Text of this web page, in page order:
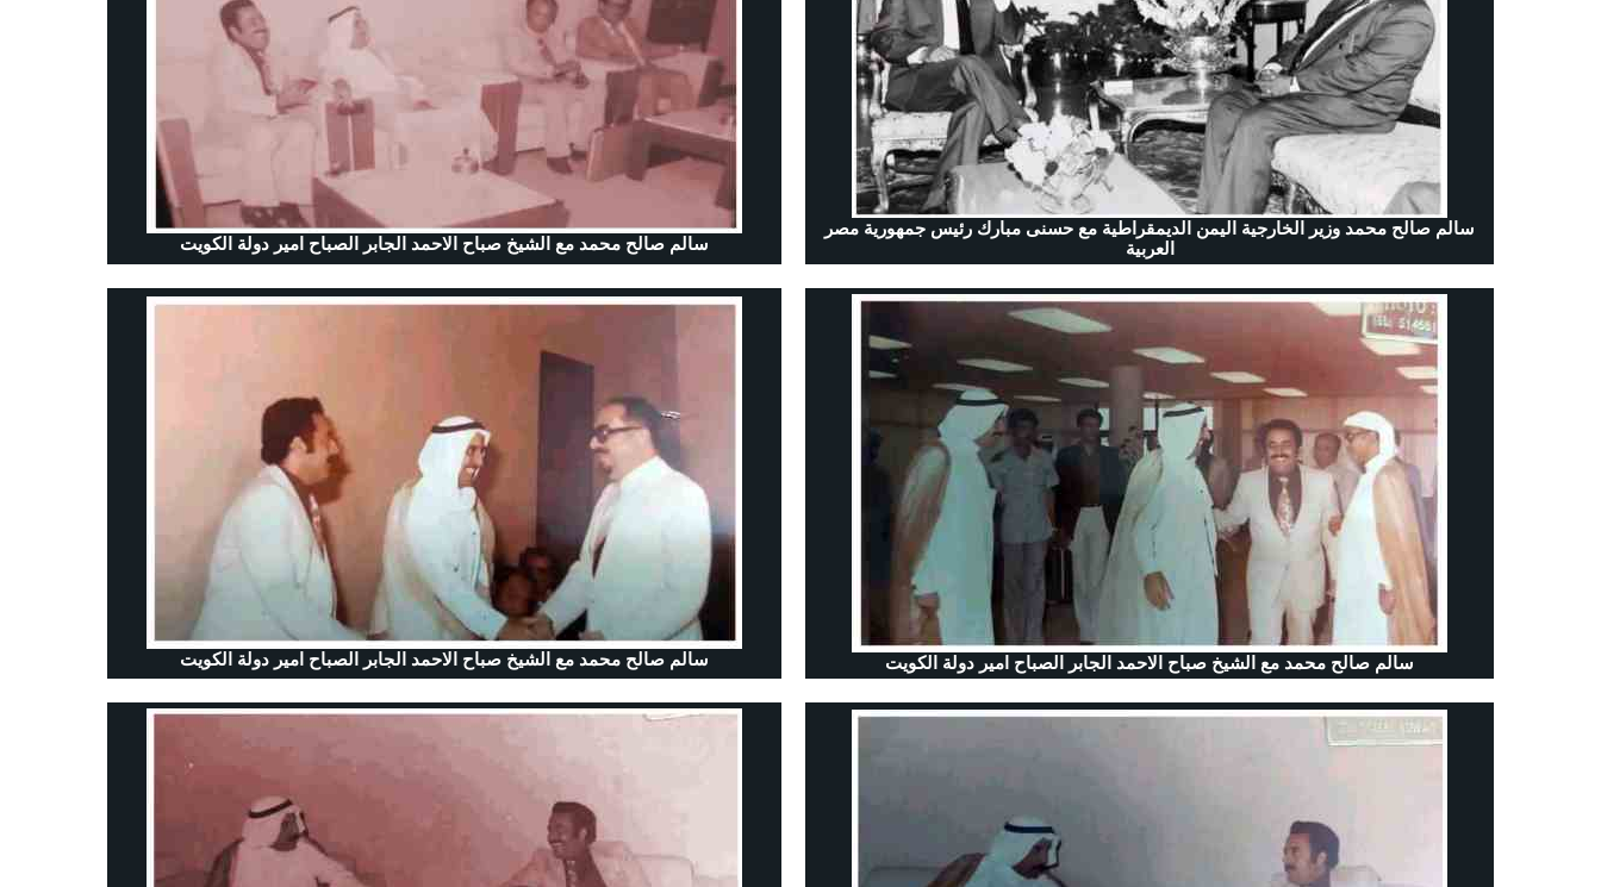
سالم صالح محمد مع الشيخ صباح الاحمد الجابر الصباح امير دولة الكويت
سالم صالح محمد وزير الخارجية اليمن الديمقراطية مع حسنى مبارك رئيس جمهورية مصر
العربية
سالم صالح محمد مع الشيخ صباح الاحمد الجابر الصباح امير دولة الكويت سالم صالح محمد مع الشيخ صباح الاحمد الجابر الصباح امير دولة الكويت